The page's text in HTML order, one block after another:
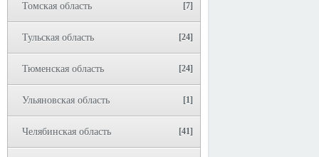
Томская область [7]
Тульская область [24]
Тюменская область [24]
Ульяновская область [1]
Челябинская область [41]